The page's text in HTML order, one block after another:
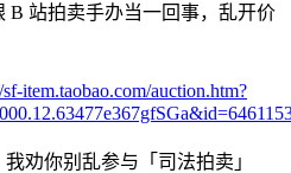
B 站拍卖手办当一回事，乱开价
item.taobao.com/auction.htm?
我劝你别乱参与「司法拍卖」